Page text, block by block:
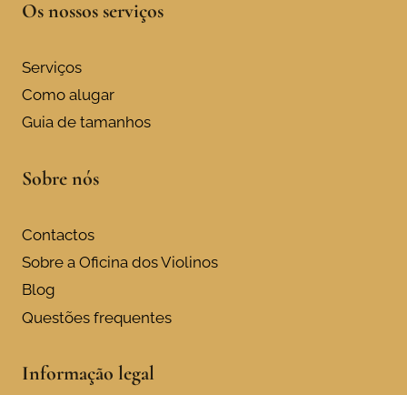
Os nossos serviços
Serviços
Como alugar
Guia de tamanhos
Sobre nós
Contactos
Sobre a Oficina dos Violinos
Blog
Questões frequentes
Informação legal